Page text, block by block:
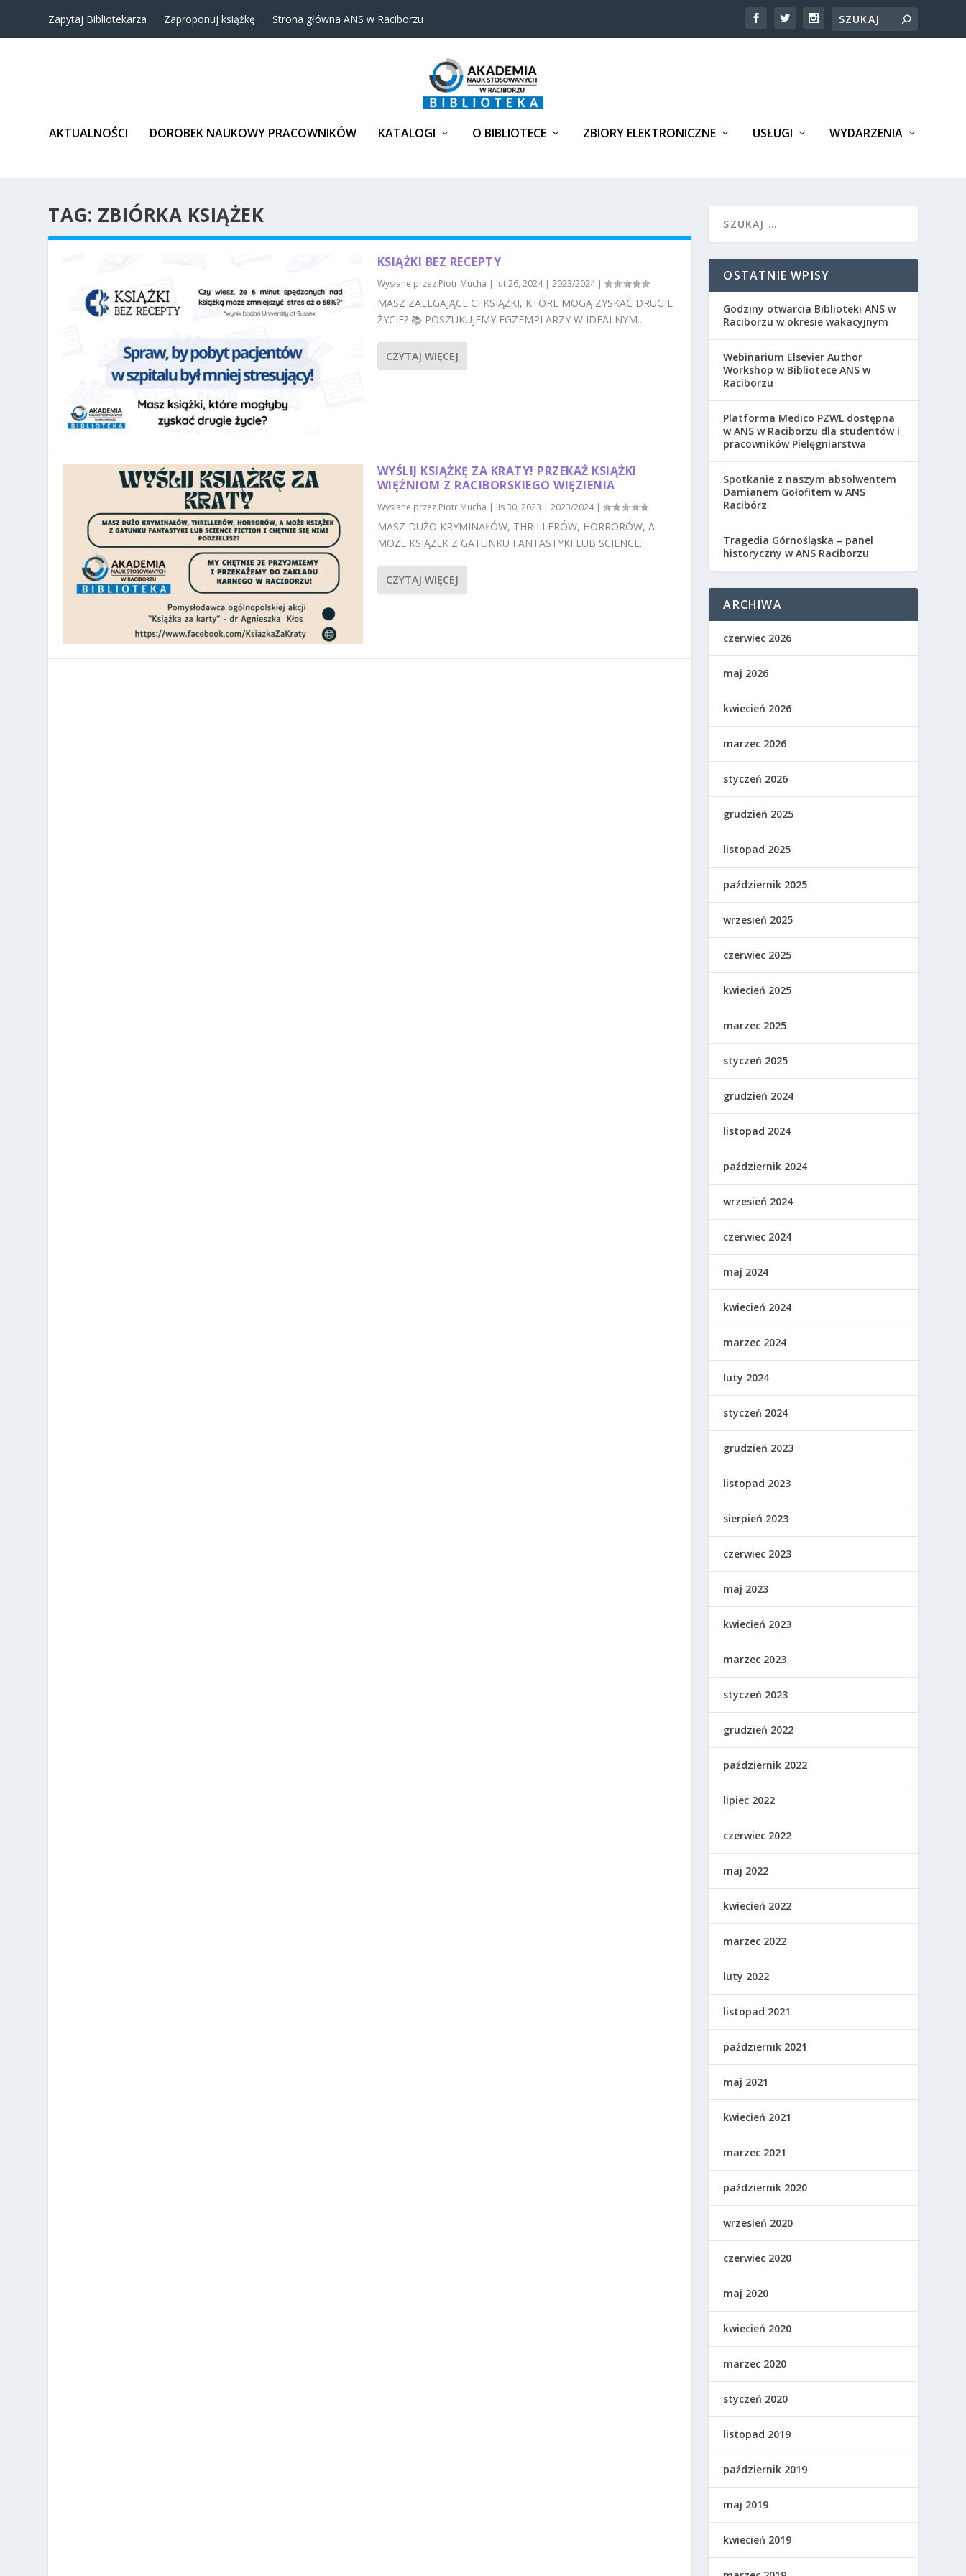
Zapytaj Bibliotekarza Zaproponuj książkę Strona główna ANS w Raciborzu
AKTUALNOŚCI DOROBEK NAUKOWY PRACOWNIKÓW KATALOGI O BIBLIOTECE ZBIORY ELEKTRONICZNE USŁUGI WYDARZENIA
TAG: ZBIÓRKA KSIĄŻEK
KSIĄŻKI BEZ RECEPTY
Wysłane przez Piotr Mucha | lut 26, 2024| 2023/2024|
MASZ ZALEGAJĄCE CI KSIĄŻKI, KTÓRE MOGĄ ZYSKAĆ DRUGIE
ŻYCIE? 📚 POSZUKUJEMY EGZEMPLARZY W IDEALNYM...
CZYTAJ WIĘCEJ
WYŚLIJ KSIĄŻKĘ ZA KRATY! PRZEKAŻ KSIĄŻKI
WIĘŹNIOM Z RACIBORSKIEGO WIĘZIENIA
Wysłane przez Piotr Mucha | lis 30, 2023 | 2023/2024|
MASZ DUŻO KRYMINAŁÓW, THRILLERÓW, HORRORÓW, A
MOŻE KSIĄŻEK Z GATUNKU FANTASTYKI LUB SCIENCE...
CZYTAJ WIĘCEJ
OSTATNIE WPISY
Godziny otwarcia Biblioteki ANS w
Raciborzu w okresie wakacyjnym
Webinarium Elsevier Author
Workshop w Bibliotece ANS w
Raciborzu
Platforma Medico PZWL dostępna
w ANS w Raciborzu dla studentów i
pracowników Pielęgniarstwa
Spotkanie z naszym absolwentem
Damianem Gołofitem w ANS
Racibórz
Tragedia Górnośląska – panel
historyczny w ANS Raciborzu
ARCHIWA
czerwiec 2026
maj 2026
kwiecień 2026
marzec 2026
styczeń 2026
grudzień 2025
listopad 2025
październik 2025
wrzesień 2025
czerwiec 2025
kwiecień 2025
marzec 2025
styczeń 2025
grudzień 2024
listopad 2024
październik 2024
wrzesień 2024
czerwiec 2024
maj 2024
kwiecień 2024
marzec 2024
luty 2024
styczeń 2024
grudzień 2023
listopad 2023
sierpień 2023
czerwiec 2023
maj 2023
kwiecień 2023
marzec 2023
styczeń 2023
grudzień 2022
październik 2022
lipiec 2022
czerwiec 2022
maj 2022
kwiecień 2022
marzec 2022
luty 2022
listopad 2021
październik 2021
maj 2021
kwiecień 2021
marzec 2021
październik 2020
wrzesień 2020
czerwiec 2020
maj 2020
kwiecień 2020
marzec 2020
styczeń 2020
listopad 2019
październik 2019
maj 2019
kwiecień 2019